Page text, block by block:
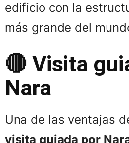
edificio con la
más grande del
🔴 Visita
Nara
Una de las ventajas
visita guiada por